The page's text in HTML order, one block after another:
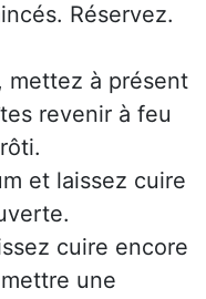
Réservez.
mettez à présent
revenir à feu
et laissez cuire
cuire encore
une